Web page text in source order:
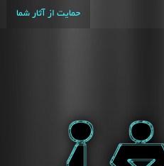
حمایت از آثار شما